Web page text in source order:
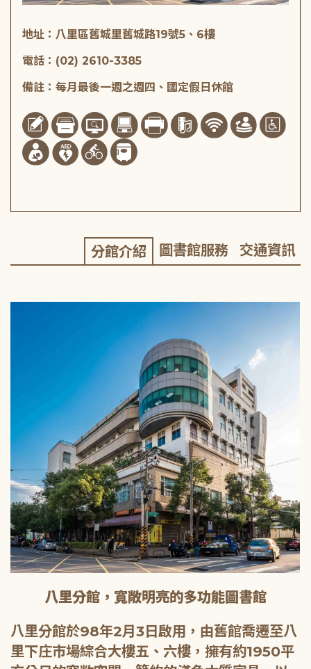
地址：八里區舊城里舊城路19號5、6樓
電話：(02) 2610-3385
備註：每月最後一週之週四、國定假日休館
分館介紹 圖書館服務 交通資訊
八里分館，寬敞明亮的多功能圖書館
八里分館於98年2月3日啟用，由舊館喬遷至八
里下庄市場綜合大樓五、六樓，擁有約1950平